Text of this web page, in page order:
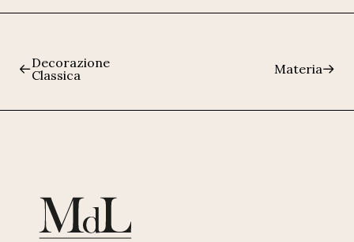
Decorazione
Classica
Materia